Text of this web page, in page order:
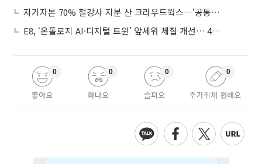
자기자본 70% 철강사 지분 산 크라우드웍스…‘공동경영’으로 AI 시너지 낼까
E8, ‘온톨로지 AI·디지털 트윈’ 앞세워 체질 개선… 4분기 흑자전환 총력
좋아요
0
화나요
0
슬퍼요
0
추가취재 원해요
0